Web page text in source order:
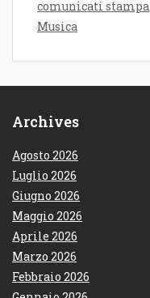
comunicati stampa
Musica
Archives
Agosto 2026
Luglio 2026
Giugno 2026
Maggio 2026
Aprile 2026
Marzo 2026
Febbraio 2026